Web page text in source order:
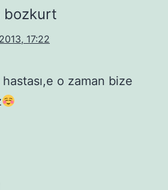
bozkurt
17:22
o zaman bize